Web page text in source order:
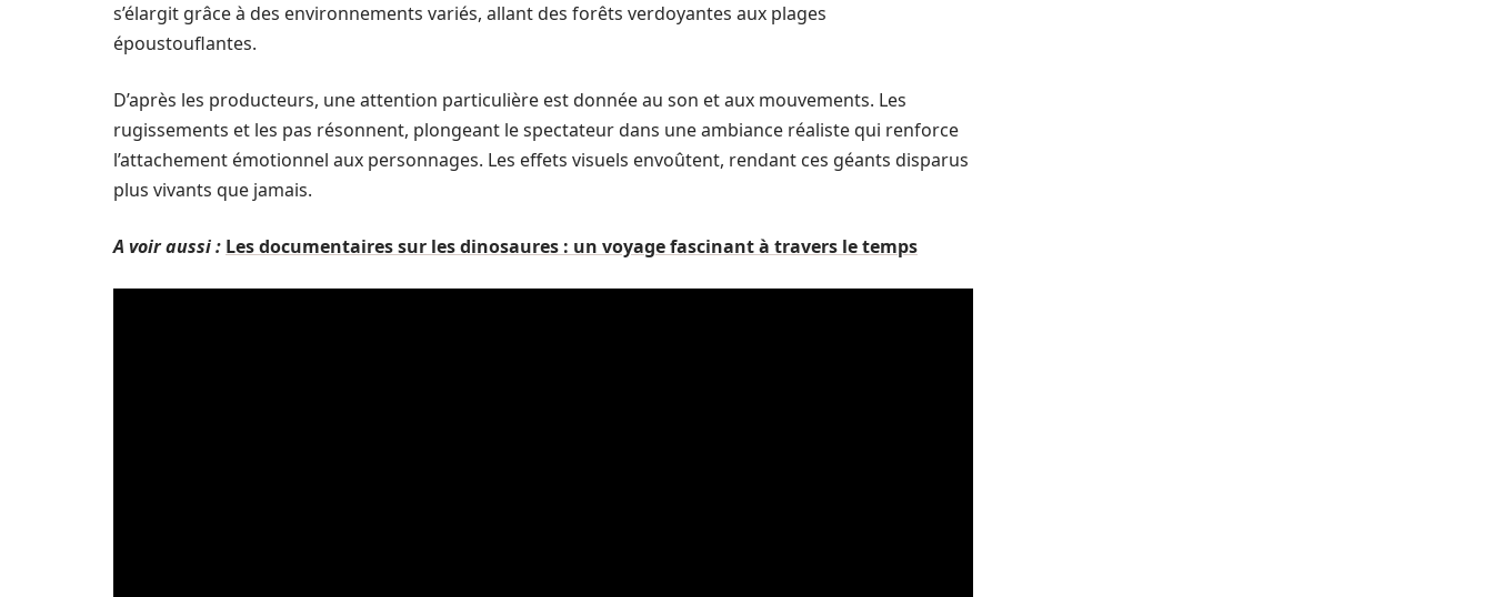
s’élargit grâce à des environnements variés, allant des forêts verdoyantes aux plages
époustouflantes.
D’après les producteurs, une attention particulière est donnée au son et aux mouvements. Les
rugissements et les pas résonnent, plongeant le spectateur dans une ambiance réaliste qui renforce
l’attachement émotionnel aux personnages. Les effets visuels envoûtent, rendant ces géants disparus
plus vivants que jamais.
A voir aussi : Les documentaires sur les dinosaures : un voyage fascinant à travers le temps